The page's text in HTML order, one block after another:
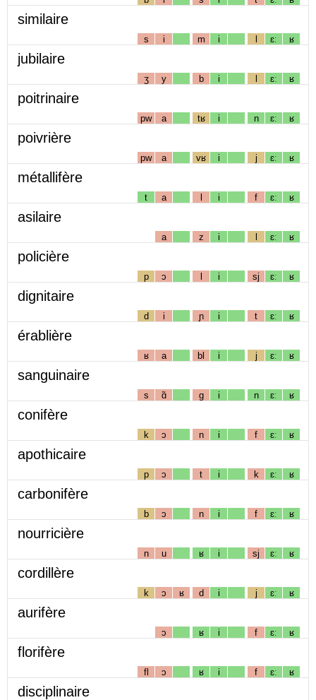
similaire
s i m i l ɛː ʁ
jubilaire
ʒ y b i l ɛː ʁ
poitrinaire
pw a tʁ i n ɛː ʁ
poivrière
pw a vʁ i j ɛː ʁ
métallifère
t a l i f ɛː ʁ
asilaire
a z i l ɛː ʁ
policière
p ɔ l i sj ɛː ʁ
dignitaire
d i ɲ i t ɛː ʁ
érablière
ʁ a bl i j ɛː ʁ
sanguinaire
s ɑ̃ g i n ɛː ʁ
conifère
k ɔ n i f ɛː ʁ
apothicaire
p ɔ t i k ɛː ʁ
carbonifère
b ɔ n i f ɛː ʁ
nourricière
n u ʁ i sj ɛː ʁ
cordillère
k ɔ ʁ d i j ɛː ʁ
aurifère
ɔ ʁ i f ɛː ʁ
florifère
fl ɔ ʁ i f ɛː ʁ
disciplinaire